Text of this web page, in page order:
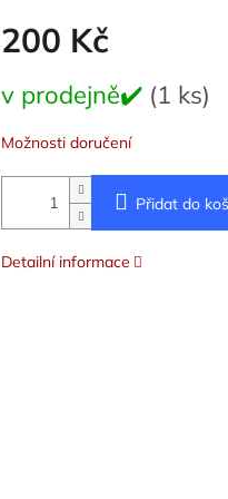
200 Kč
cena:
v prodejně✔️ (1 ks)
Možnosti doručení
Přidat do
Detailní informace